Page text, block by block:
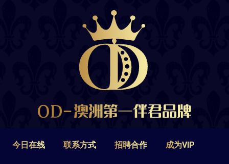
今日在线 联系方式 招聘合作 成为VIP
联系方式 招聘合作
布里斯班